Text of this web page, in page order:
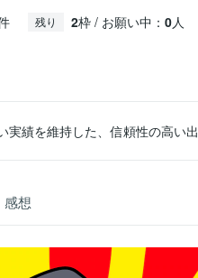
残り 2枠 / お願い中： 0人
実績を維持した、信頼性の高い
感想